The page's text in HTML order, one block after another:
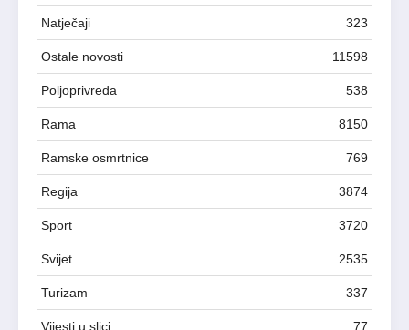
Natječaji 323
Ostale novosti 11598
Poljoprivreda 538
Rama 8150
Ramske osmrtnice 769
Regija 3874
Sport 3720
Svijet 2535
Turizam 337
Vijesti u slici 77